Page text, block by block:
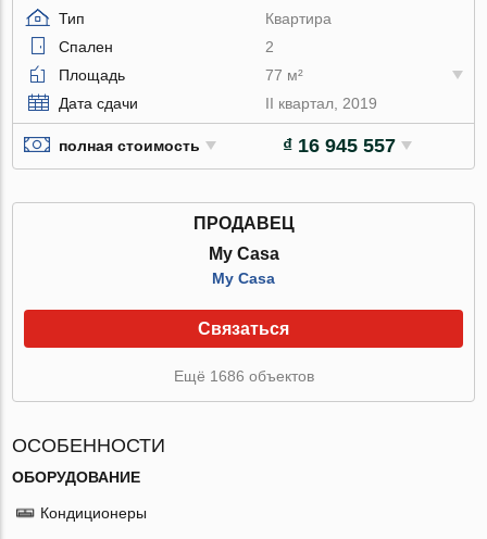
Тип
Квартира
Спален
2
Площадь
77 м²
Дата сдачи
II квартал, 2019
полная стоимость ₫ 16 945 557
ПРОДАВЕЦ
My Casa
My Casa
Связаться
Ещё 1686 объектов
ОСОБЕННОСТИ
ОБОРУДОВАНИЕ
Кондиционеры